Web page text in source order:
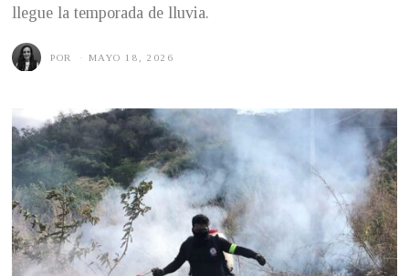
llegue la temporada de lluvia.
POR MAYO 18, 2026
1
,
2
0
2